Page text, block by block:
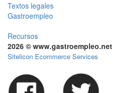
Textos legales
Gastroempleo
Recursos
2026 © www.gastroempleo.net
Sitelicon Ecommerce Services